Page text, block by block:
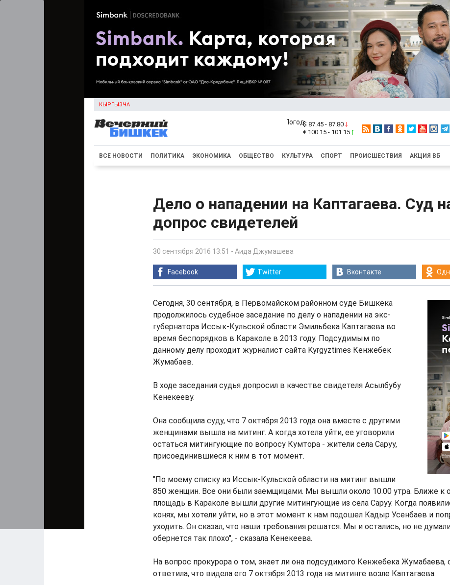
КЫРГЫЗЧА
$ 87.45 - 87.80
€ 100.15 - 101.15
ВСЕ НОВОСТИ ПОЛИТИКА ЭКОНОМИКА ОБЩЕСТВО КУЛЬТУРА СПОРТ ПРОИСШЕСТВИЯ АКЦИЯ ВБ
Дело о нападении на Каптагаева. Суд
допрос свидетелей
30 сентября 2016 13:51 - Аида Джумашева
Facebook Twitter Вконтакте
Сегодня, 30 сентября, в Первомайском районном суде Бишкека
продолжилось судебное заседание по делу о нападении на экс-
губернатора Иссык-Кульской области Эмильбека Каптагаева во
время беспорядков в Караколе в 2013 году. Подсудимым по
данному делу проходит журналист сайта Kyrgyztimes Кенжебек
Жумабаев.
В ходе заседания судья допросил в качестве свидетеля Асылбубу
Кенекееву.
Она сообщила суду, что 7 октября 2013 года она вместе с другими
женщинами вышла на митинг. А когда хотела уйти, ее уговорили
остаться митингующие по вопросу Кумтора - жители села Саруу,
присоединившиеся к ним в тот момент.
"По моему списку из Иссык-Кульской области на митинг вышли
850 женщин. Все они были заемщицами. Мы вышли около 10.00 утра. Ближе к
площадь в Караколе вышли другие митингующие из села Саруу. Когда
конях, мы хотели уйти, но в этот момент к нам подошел Кадыр Усенбаев и
уходить. Он сказал, что наши требования решатся. Мы и остались, но не
обернется так плохо", - сказала Кенекеева.
На вопрос прокурора о том, знает ли она подсудимого Кенжебека Жумабаева,
ответила, что видела его 7 октября 2013 года на митинге возле Каптагаева.